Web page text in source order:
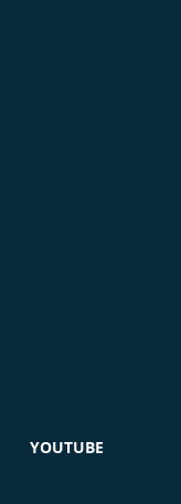
YOUTUBE